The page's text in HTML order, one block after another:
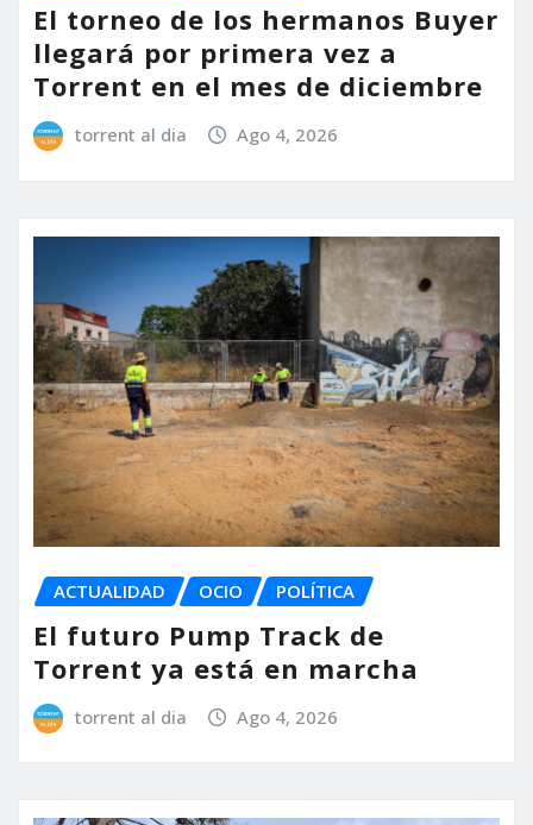
El torneo de los hermanos Buyer
llegará por primera vez a
Torrent en el mes de diciembre
torrent al dia Ago 4, 2026
ACTUALIDAD OCIO POLÍTICA
El futuro Pump Track de
Torrent ya está en marcha
torrent al dia Ago 4, 2026